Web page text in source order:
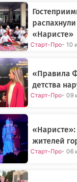
«Наристе»
Старт-Про- 10
«Правила
детства
Старт-Про- 09
жителей
Старт-Про- 06